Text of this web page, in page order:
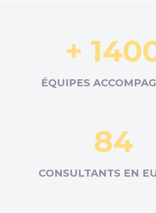
+
ÉQUIPES
84
CONSULTANTS EN